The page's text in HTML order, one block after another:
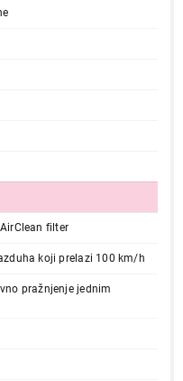
filter
koji prelazi 100 km/h
pražnjenje jednim
grey 125 Gala